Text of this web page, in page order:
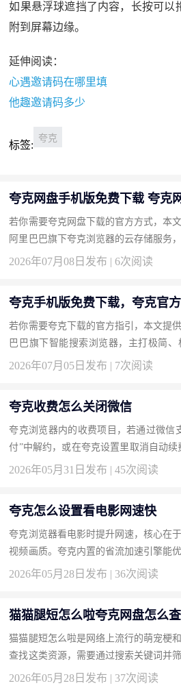
如果悬浮球遮挡了内容，长按可以
附到屏幕边缘。
延伸阅读：
心遇邀请码在哪里填
他趣邀请码多少
标签:
夸克
夸克网盘手机版免费下载 夸克
若你需要夸克网盘下载的官方方式，本
阿里巴巴旗下夸克浏览器的云存储服务
此获取正版。 下载地址：夸克网盘官方
2026年07月08日发布 | 6次阅读
夸克手机版免费下载，夸克官
若你需要夸克下载的官方指引，本文提
巴巴旗下智能搜索浏览器，主打极简
盘、扫描于一体。按此获取正版，享受
2026年07月05日发布 | 7次阅读
夸克收费怎么关闭微信
夸克浏览器内的收费项目，若通过微信
付”中解约，或在夸克设置里取消自动
的方法 打开微信“我-服务-钱包-支付设置
2026年05月31日发布 | 45次阅读
夸克怎么设置看电影网速快
夸克浏览器看电影时提升网速，核心在
视频画质。夸克内置的省流加速引擎能
可以减少带宽占用让加载更快。 夸克
2026年05月28日发布 | 36次阅读
猫猫腿短怎么啦夸克网盘怎么查
猫猫腿短怎么啦是网络上流行的萌宠梗
查找这类资源，需要通过搜索关键词并
件，夸克网盘的搜索功能支持文件名
2026年05月28日发布 | 37次阅读